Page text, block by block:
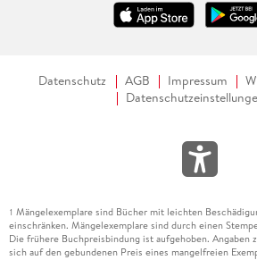
Datenschutz AGB Impressum
1 Mängelexemplare sind Bücher mit leichten
einschränken. Mängelexemplare sind durch einen
Die frühere Buchpreisbindung ist aufgehoben. Angaben
sich auf den gebundenen Preis eines mangelfreien